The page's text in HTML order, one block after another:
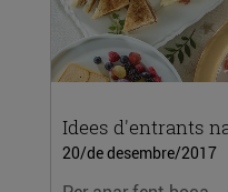
Idees d'entrants
20/de desembre/2017